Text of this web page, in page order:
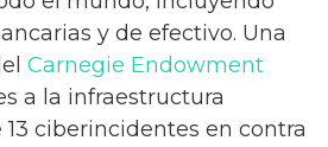
y de efectivo. Una
Carnegie Endowment
a la infraestructura
ciberincidentes en contra